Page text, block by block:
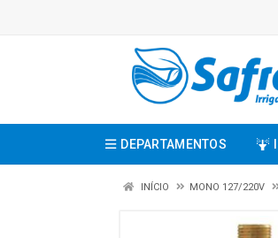
DEPARTAMENTOS
INÍCIO MONO 127/220V